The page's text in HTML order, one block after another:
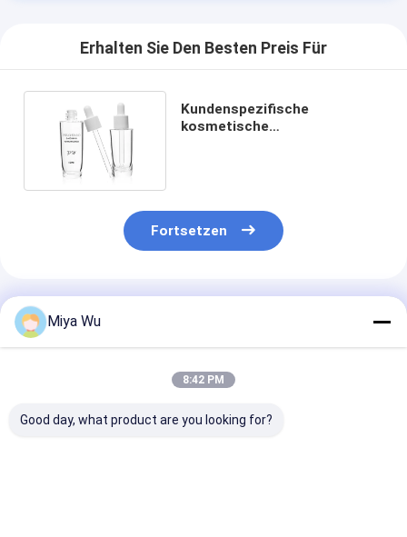
Erhalten Sie Den Besten Preis Für
Kundenspezifische
kosmetische
Fortsetzen
Empfohlene Produkte
Miya Wu
8:42 PM
Good day, what product are you looking for?